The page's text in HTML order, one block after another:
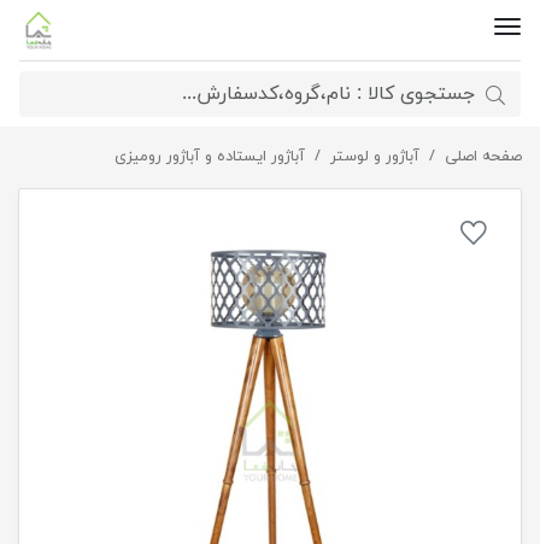
صفحه اصلی آباژور و لوستر آباژور ایستاده و آباژور رومیزی آباژور کنار سالنی ستاره